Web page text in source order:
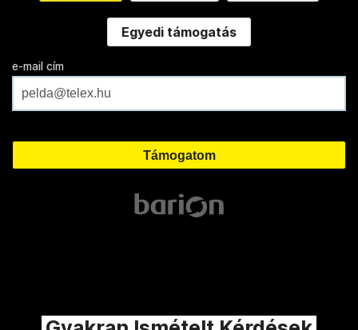
Egyedi támogatás
e-mail cím